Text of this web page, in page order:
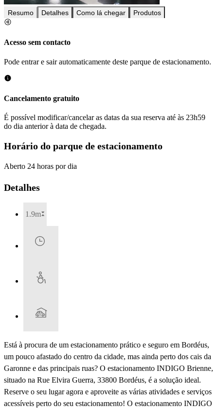
Resumo Detalhes Como lá chegar Produtos
Acesso sem contacto
Pode entrar e sair automaticamente deste parque de estacionamento.
Cancelamento gratuito
É possível modificar/cancelar as datas da sua reserva até às 23h59
do dia anterior à data de chegada.
Horário do parque de estacionamento
Aberto 24 horas por dia
Detalhes
1.9m
Está à procura de um estacionamento prático e seguro em Bordéus,
um pouco afastado do centro da cidade, mas ainda perto dos cais da
Garonne e das principais ruas? O estacionamento INDIGO Brienne,
situado na Rue Elvira Guerra, 33800 Bordéus, é a solução ideal.
Reserve o seu lugar agora e aproveite as várias atividades e serviços
acessíveis perto do seu estacionamento! O estacionamento INDIGO